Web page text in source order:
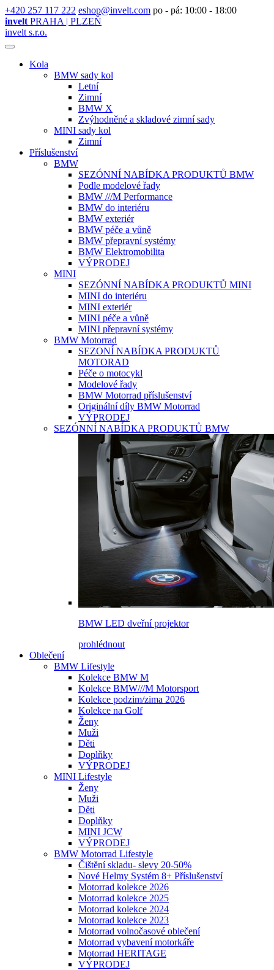
+420 257 117 222 eshop@invelt.com po - pá: 10:00 - 18:00
invelt PRAHA | PLZEŇ
invelt s.r.o.
Kola
BMW sady kol
Letní
Zimní
BMW X
Zvýhodněné a skladové zimní sady
MINI sady kol
Zimní
Příslušenství
BMW
SEZÓNNÍ NABÍDKA PRODUKTŮ BMW
Podle modelové řady
BMW ///M Performance
BMW do interiéru
BMW exteriér
BMW péče a vůně
BMW přepravní systémy
BMW Elektromobilita
VÝPRODEJ
MINI
SEZÓNNÍ NABÍDKA PRODUKTŮ MINI
MINI do interiéru
MINI exteriér
MINI péče a vůně
MINI přepravní systémy
BMW Motorrad
SEZONÍ NABÍDKA PRODUKTŮ
MOTORAD
Péče o motocykl
Modelové řady
BMW Motorrad příslušenství
Originální díly BMW Motorrad
VÝPRODEJ
SEZÓNNÍ NABÍDKA PRODUKTŮ BMW
BMW LED dveřní projektor
prohlédnout
Oblečení
BMW Lifestyle
Kolekce BMW M
Kolekce BMW///M Motorsport
Kolekce podzim/zima 2026
Kolekce na Golf
Ženy
Muži
Děti
Doplňky
VÝPRODEJ
MINI Lifestyle
Ženy
Muži
Děti
Doplňky
MINI JCW
VÝPRODEJ
BMW Motorrad Lifestyle
Čištění skladu- slevy 20-50%
Nové Helmy Systém 8+ Příslušenství
Motorrad kolekce 2026
Motorrad kolekce 2025
Motorrad kolekce 2024
Motorrad kolekce 2023
Motorrad volnočasové oblečení
Motorrad vybavení motorkáře
Motorrad HERITAGE
VÝPRODEJ